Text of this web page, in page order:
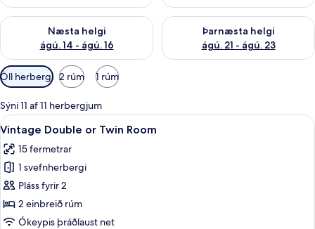
Næsta helgi
ágú. 14 - ágú. 16
Athuga framboð næstu helgi ágú. 14 - ágú. 16
Þarnæsta helgi
ágú. 21 - ágú. 23
Athuga framboð þarnæstu
Síur
í
boði
fyrir
herbergi
Öll herbergi 2 rúm 1 rúm
Sýni 11 af 11 herbergjum
Skoða
allar
myndir
fyrir
Vintage
Double
or
Vintage
3
Vintage Double or Twin Room
15 fermetrar
1 svefnherbergi
Pláss fyrir 2
2 einbreið rúm
Ókeypis þráðlaust net